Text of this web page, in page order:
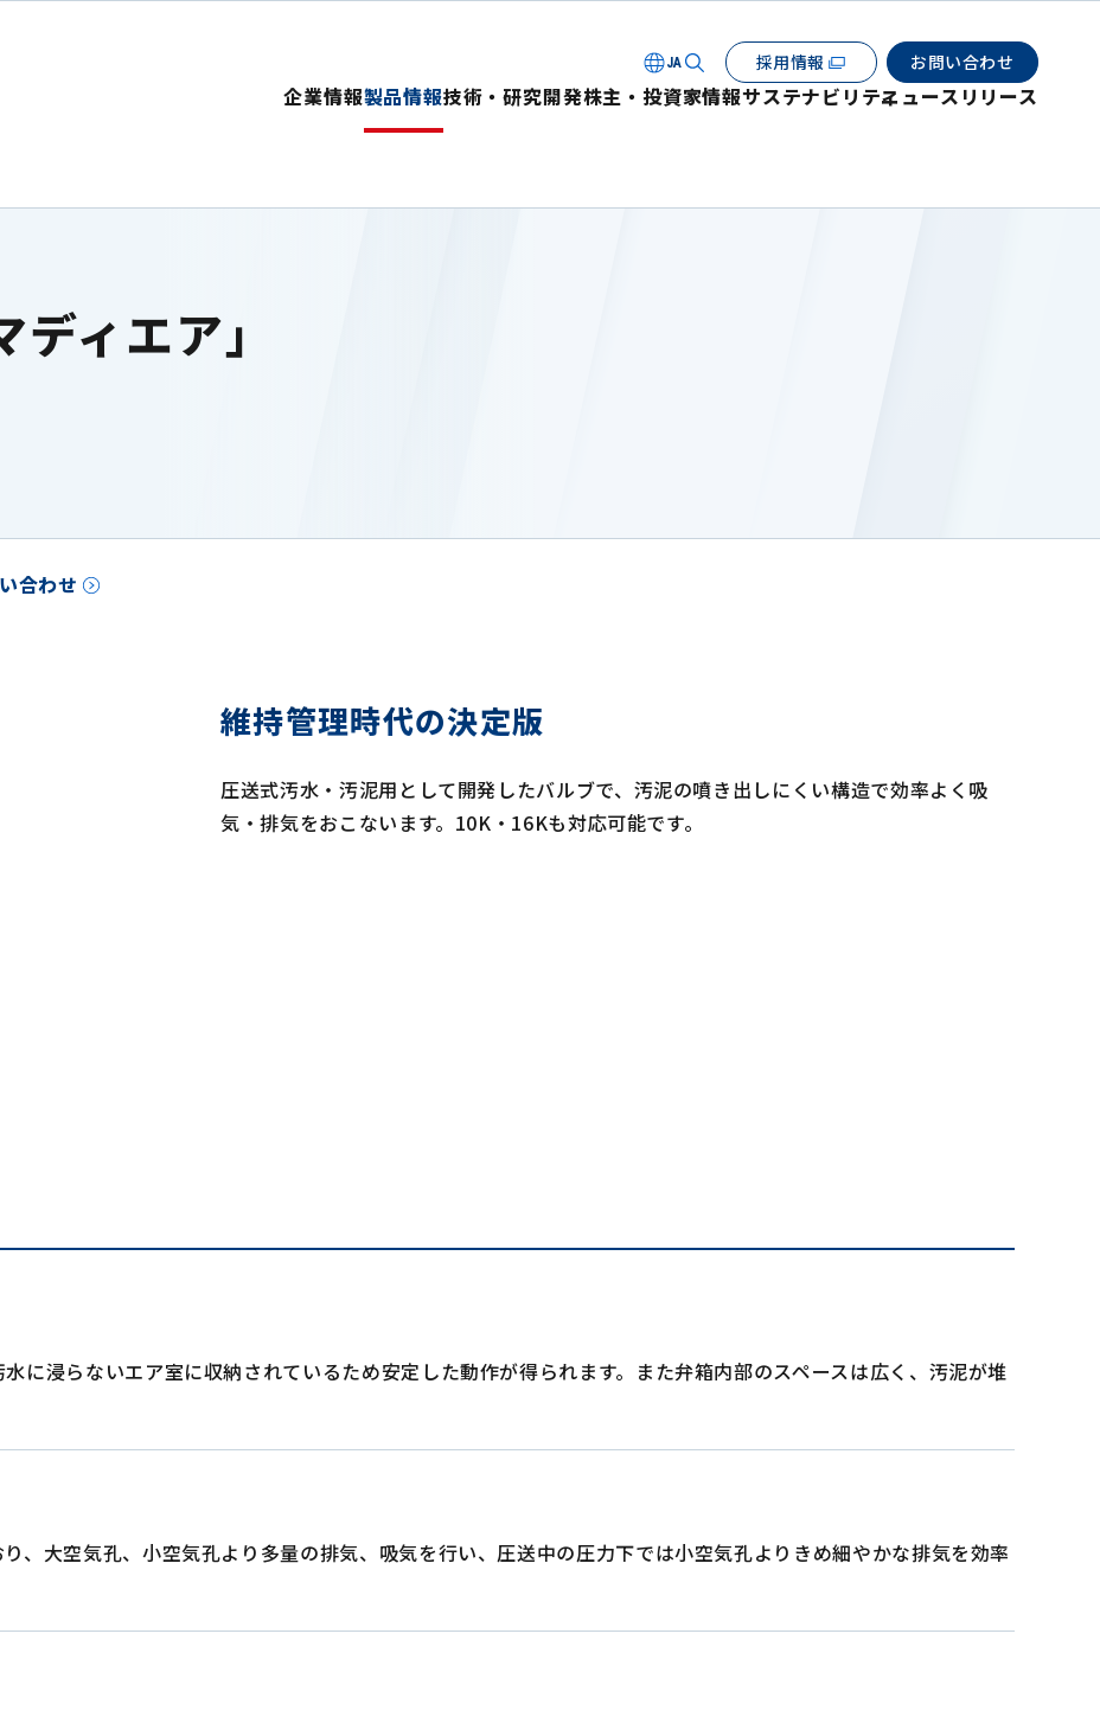
企業情報製品情報技術・研究開発株主・投資家情報サステナビリティニュースリリース
JA 採用情報 お問い合わせ
ィエア」
合わせ
維持管理時代の決定版
圧送式汚水・汚泥用として開発したバルブで、汚泥の噴き出しにくい構造で効率よく吸
気・排気をおこないます。10K・16Kも対応可能です。
に浸らないエア室に収納されているため安定した動作が得られます。また弁箱内部のスペースは広く、汚泥が堆
、大空気孔、小空気孔より多量の排気、吸気を行い、圧送中の圧力下では小空気孔よりきめ細やかな排気を効率